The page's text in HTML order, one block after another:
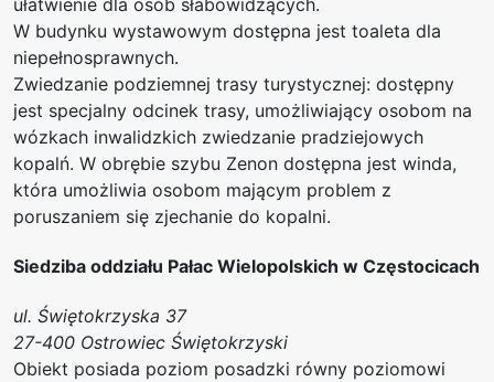
W budynku wystawowym dostępna jest toaleta dla
niepełnosprawnych.
Zwiedzanie podziemnej trasy turystycznej: dostępny
jest specjalny odcinek trasy, umożliwiający osobom na
wózkach inwalidzkich zwiedzanie pradziejowych
kopalń. W obrębie szybu Zenon dostępna jest winda,
która umożliwia osobom mającym problem z
poruszaniem się zjechanie do kopalni.
Siedziba oddziału Pałac Wielopolskich w Częstocicach
ul. Świętokrzyska 37
27-400 Ostrowiec Świętokrzyski
Obiekt posiada poziom posadzki równy poziomowi